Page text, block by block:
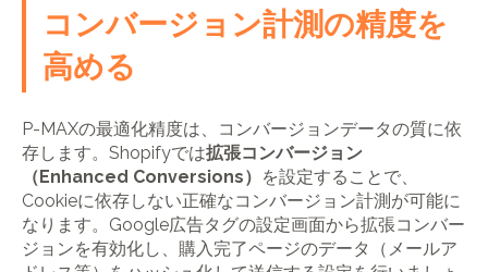
コンバージョン計測の精度を
高める
P-MAXの最適化精度は、コンバージョンデータの質に依
存します。Shopifyでは拡張コンバージョン
（Enhanced Conversions） を設定することで、
Cookieに依存しない正確なコンバージョン計測が可能に
なります。Google広告タグの設定画面から拡張コンバー
ジョンを有効化し、購入完了ページのデータ（メールア